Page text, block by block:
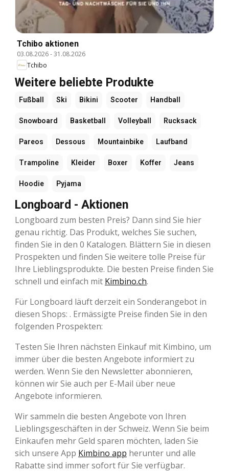
Tchibo aktionen
03.08.2026-31.08.2026
Tchibo
Weitere beliebte Produkte
Fußball Ski Bikini Scooter Handball
Snowboard Basketball Volleyball Rucksack
Pareos Dessous Mountainbike Laufband
Trampoline Kleider Boxer Koffer Jeans
Hoodie Pyjama
Longboard - Aktionen
Longboard zum besten Preis? Dann sind Sie hier
genau richtig. Das Produkt, welches Sie suchen,
finden Sie in den 0 Katalogen. Blättern Sie in diesen
Prospekten und finden Sie weitere tolle Preise für
Ihre Lieblingsprodukte. Die besten Preise finden Sie
schnell und einfach mit Kimbino.ch.
Für Longboard läuft derzeit ein Sonderangebot in
diesen Shops: . Ermässigte Preise finden Sie in den
folgenden Prospekten:
Testen Sie Ihren nächsten Einkauf mit Kimbino, um
immer über die besten Angebote informiert zu
werden. Wenn Sie den Newsletter abonnieren,
können wir Sie auch per E-Mail über neue
Angebote informieren.
Wir sammeln die besten Angebote von Ihren
Lieblingsgeschäften in der Schweiz. Wenn Sie beim
Einkaufen mehr Geld sparen möchten, laden Sie
sich unsere App Kimbino app herunter und alle
Rabatte sind immer sofort für Sie verfügbar.